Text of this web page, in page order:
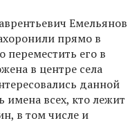
Емельянов
прямо в
его в
в центре села
данной
всех, кто лежит
в том числе и